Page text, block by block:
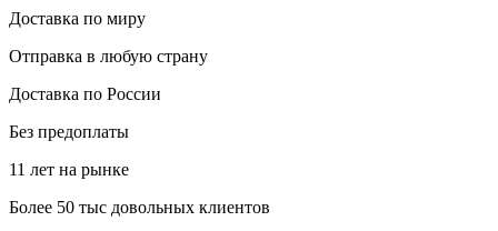
Доставка по миру
Отправка в любую страну
Доставка по России
Без предоплаты
11 лет на рынке
Более 50 тыс довольных клиентов